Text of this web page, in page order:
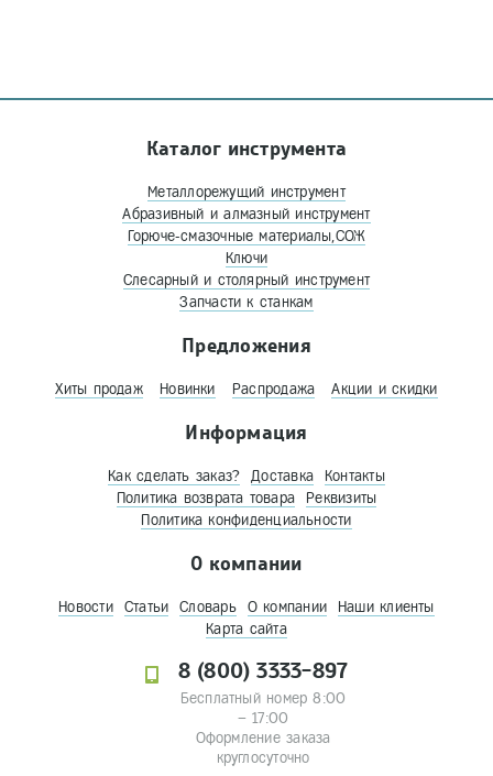
Каталог инструмента
Металлорежущий инструмент
Абразивный и алмазный инструмент
Горюче-смазочные материалы,СОЖ
Ключи
Слесарный и столярный инструмент
Запчасти к станкам
Предложения
Хиты продаж Новинки Распродажа Акции и скидки
Информация
Как сделать заказ? Доставка
Контакты
Политика возврата товара
Реквизиты
Политика конфиденциальности
О компании
Новости Статьи Словарь О компании
Наши клиенты
Карта сайта
8 (800) 3333-897
Бесплатный номер 8:00
– 17:00
Оформление заказа
круглосуточно